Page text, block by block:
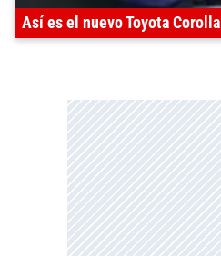
Así es el nuevo Toyota Corolla